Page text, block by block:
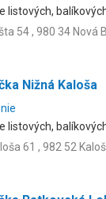
listových,
54 , 980 34 Nová
Nižná Kaloša
listových,
61 , 982 52